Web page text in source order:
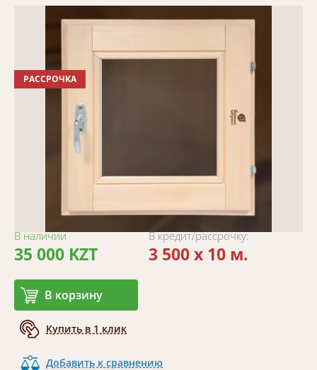
РАССРОЧКА
В наличии
35 000 KZT
В корзину
Купить в 1 клик
В кредит/рассрочку:
3 500 x 10 м.
Добавить к сравнению